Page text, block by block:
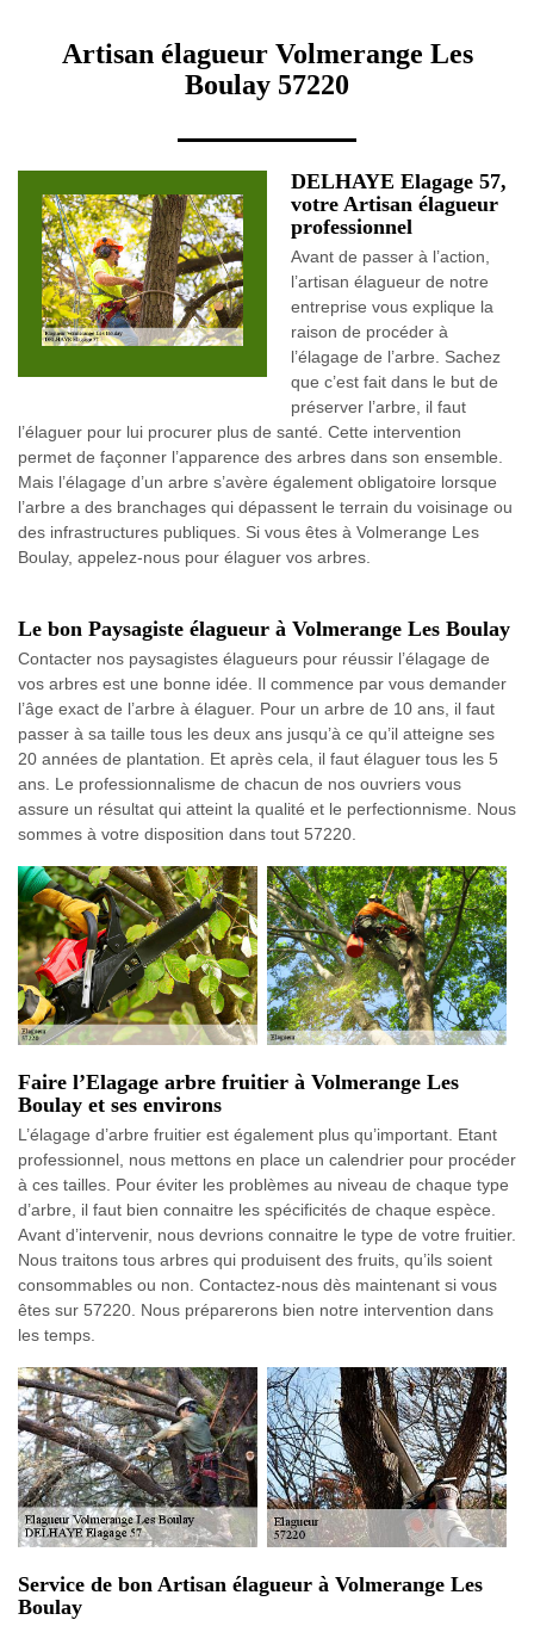
Artisan élagueur Volmerange Les
Boulay 57220
DELHAYE Elagage 57,
votre Artisan élagueur
professionnel
Avant de passer à l’action,
l’artisan élagueur de notre
entreprise vous explique la
raison de procéder à
l’élagage de l’arbre. Sachez
que c’est fait dans le but de
préserver l’arbre, il faut
l’élaguer pour lui procurer plus de santé. Cette intervention
permet de façonner l’apparence des arbres dans son ensemble.
Mais l’élagage d’un arbre s’avère également obligatoire lorsque
l’arbre a des branchages qui dépassent le terrain du voisinage ou
des infrastructures publiques. Si vous êtes à Volmerange Les
Boulay, appelez-nous pour élaguer vos arbres.
Le bon Paysagiste élagueur à Volmerange Les Boulay
Contacter nos paysagistes élagueurs pour réussir l’élagage de
vos arbres est une bonne idée. Il commence par vous demander
l’âge exact de l’arbre à élaguer. Pour un arbre de 10 ans, il faut
passer à sa taille tous les deux ans jusqu’à ce qu’il atteigne ses
20 années de plantation. Et après cela, il faut élaguer tous les 5
ans. Le professionnalisme de chacun de nos ouvriers vous
assure un résultat qui atteint la qualité et le perfectionnisme. Nous
sommes à votre disposition dans tout 57220.
Faire l’Elagage arbre fruitier à Volmerange Les
Boulay et ses environs
L’élagage d’arbre fruitier est également plus qu’important. Etant
professionnel, nous mettons en place un calendrier pour procéder
à ces tailles. Pour éviter les problèmes au niveau de chaque type
d’arbre, il faut bien connaitre les spécificités de chaque espèce.
Avant d’intervenir, nous devrions connaitre le type de votre fruitier.
Nous traitons tous arbres qui produisent des fruits, qu’ils soient
consommables ou non. Contactez-nous dès maintenant si vous
êtes sur 57220. Nous préparerons bien notre intervention dans
les temps.
Service de bon Artisan élagueur à Volmerange Les
Boulay